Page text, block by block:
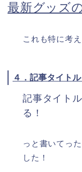
最新グッズ
これも特に考
４．記事タイト
記事タイト
る！
っと書いてっ
した！